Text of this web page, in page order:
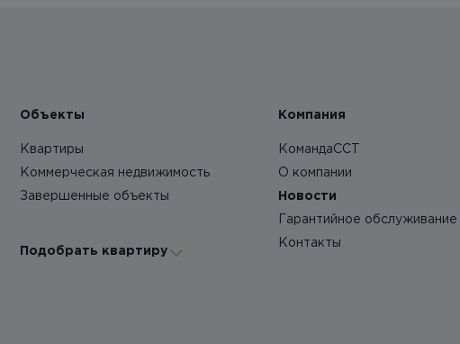
Объекты
Квартиры
Коммерческая недвижимость
Завершенные объекты
Подобрать квартиру
Компания
КомандаССТ
О компании
Новости
Гарантийное обслуживание
Контакты